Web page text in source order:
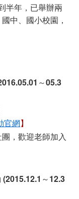
半年，已舉辦兩
中、國小校園，
～05.3
官網】
，歡迎老師加入
(2015.12.1～12.3